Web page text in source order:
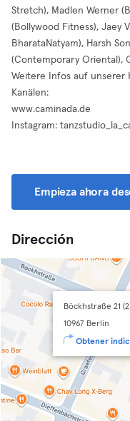
Stretch), Madlen Werner
(Bollywood Fitness), Jaey
BharataNatyam), Harsh
(Contemporary Oriental),
Weitere Infos auf unserer
Kanälen:
www.caminada.de
Instagram:
Empieza ahora
Dirección
Böckhstraße 21
10967 Berlin
Obtener